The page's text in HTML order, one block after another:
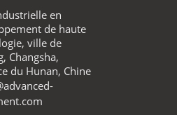
les détails
15, OIN 5660, calorimètre
d'ASTM E1354 avec
de gaz importé
Contactez